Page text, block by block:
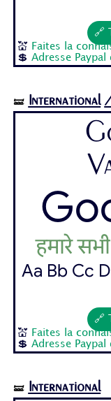
🔗
💒
Faites la
💲Adresse Paypal
🝛 International
हमारे
Aa Bb Cc
🔗
💒
Faites la
💲Adresse Paypal
🝛 International